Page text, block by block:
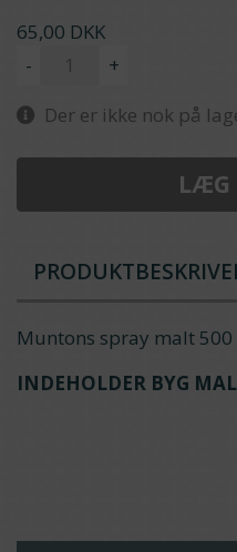
65,00 DKK
-
+
Der er ikke nok på
LÆG
Muntons spray malt
INDEHOLDER BYG